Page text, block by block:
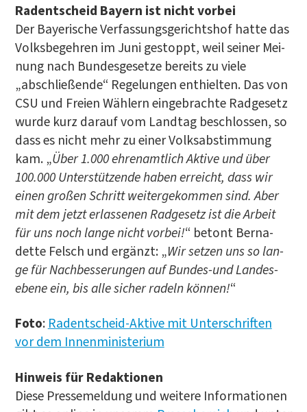
Radent­scheid Bay­ern ist nicht vor­bei
Der Baye­ri­sche Ver­fas­sungs­ge­richts­hof hat­te das
Volks­be­geh­ren im Juni gestoppt, weil sei­ner Mei­
nung nach Bun­des­ge­set­ze bereits zu vie­le
„abschlie­ßen­de“ Rege­lun­gen ent­hiel­ten. Das von
CSU und Frei­en Wäh­lern ein­ge­brach­te Rad­ge­setz
wur­de kurz dar­auf vom Land­tag beschlos­sen, so
dass es nicht mehr zu einer Volks­ab­stim­mung
kam. „Über 1.000 ehren­amt­lich Akti­ve und über
100.000 Unter­stüt­zen­de haben erreicht, dass wir
einen gro­ßen Schritt wei­ter­ge­kom­men sind. Aber
mit dem jetzt erlas­se­nen Rad­ge­setz ist die Arbeit
für uns noch lan­ge nicht vor­bei!“ betont Ber­na­
dette Felsch und ergänzt: „Wir set­zen uns so lan­
ge für Nach­bes­se­run­gen auf Bun­des-und Lan­des­
ebe­ne ein, bis alle sicher radeln kön­nen!“
Foto:Radent­scheid-Akti­ve mit Unter­schrif­ten
vor dem Innenministerium
Hin­weis für Redak­tio­nen
Die­se Pres­se­mel­dung und wei­te­re Infor­ma­tio­nen